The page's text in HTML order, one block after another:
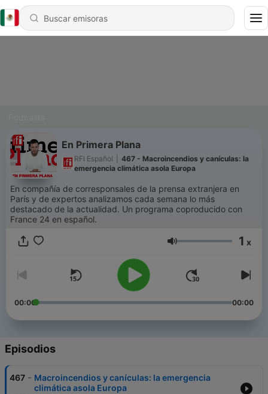
En Primera Plana
RFI Español
467 - Macroincendios y canículas: la
emergencia climática asola Europa
En compañía de corresponsales de la prensa extranjera en
París y de expertos analizamos cada semana lo más
destacado de la actualidad. Un programa coproducido con
France 24 en español.
Volumen 1 x
00:00 00:00
Episodios
467 - Macroincendios y canículas: la emergencia
climática asola Europa